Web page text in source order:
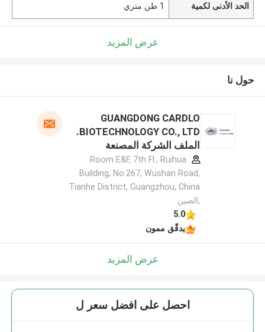
الحد الأدنى لكمية 1 طن متري
عرض المزيد
حول نا
GUANGDONG CARDLO
BIOTECHNOLOGY CO., LTD.
الملف الشركة المصنعة
Room E&F, 7th Fl., Ruihua
Building, No.267, Wushan Road,
Tianhe District, Guangzhou, China
,الصين
5.0
يدقّق ممون
عرض المزيد
احصل على افضل سعر ل